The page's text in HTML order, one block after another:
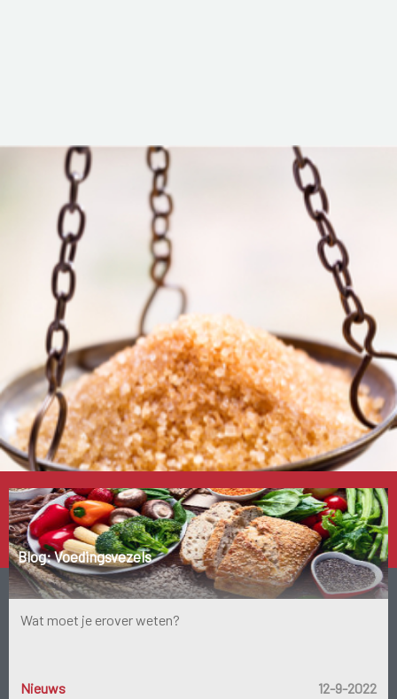
Populaire productcategorie
Suikerbalans
Blog: Voedingsvezels
Wat moet je erover weten?
Nieuws 12-9-2022